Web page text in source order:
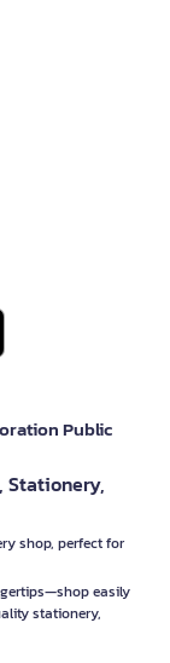
Public
Stationery,
shop, perfect for
easily
stationery,